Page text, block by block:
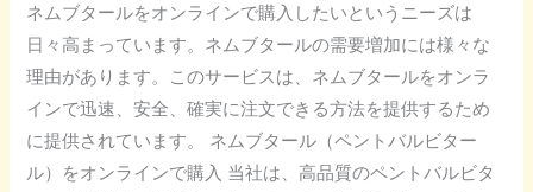
ネムブタールをオンラインで購入したいというニーズは
日々高まっています。ネムブタールの需要増加には様々な
理由があります。このサービスは、ネムブタールをオンラ
インで迅速、安全、確実に注文できる方法を提供するため
に提供されています。 ネムブタール（ペントバルビター
ル）をオンラインで購入 当社は、高品質のペントバルビタ
ト
バ
ル
ビ
タ